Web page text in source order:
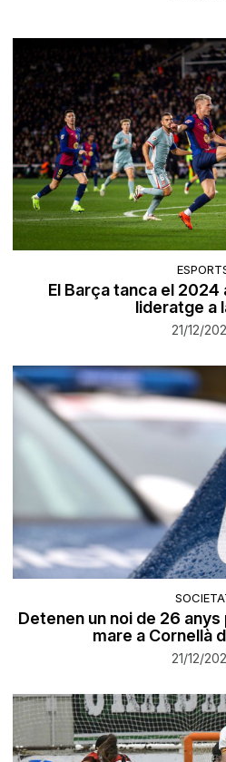
El Barça tanca el 2024
lideratge a
21/12/
Detenen un noi de 26
mare a Cornellà
21/12/